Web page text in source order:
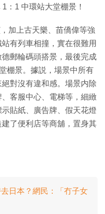
：1 中環站大堂棚景！
加上古天樂、苗僑偉等強
有列車相撞，實在很難用
郵輪碼頭搭景，最後完成
棚景。據説，場景中所有
對沒有違和感。場景内除
客服中心、電梯等，細緻
貼紙、廣告牌、假天花燈
了便利店等商舖，置身其
日本？網民：「冇子女